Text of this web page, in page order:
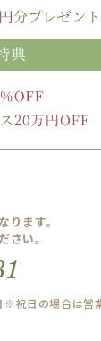
ます。
い。
※祝日の場合は営